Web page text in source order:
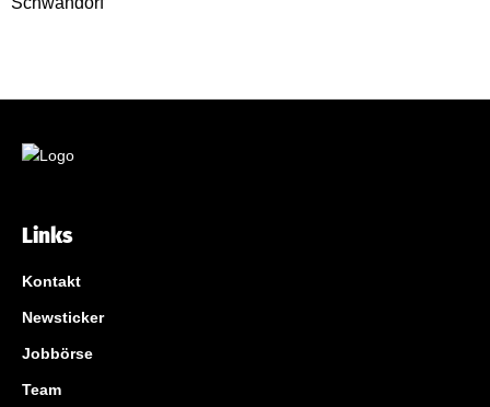
Links
Kontakt
Newsticker
Jobbörse
Team